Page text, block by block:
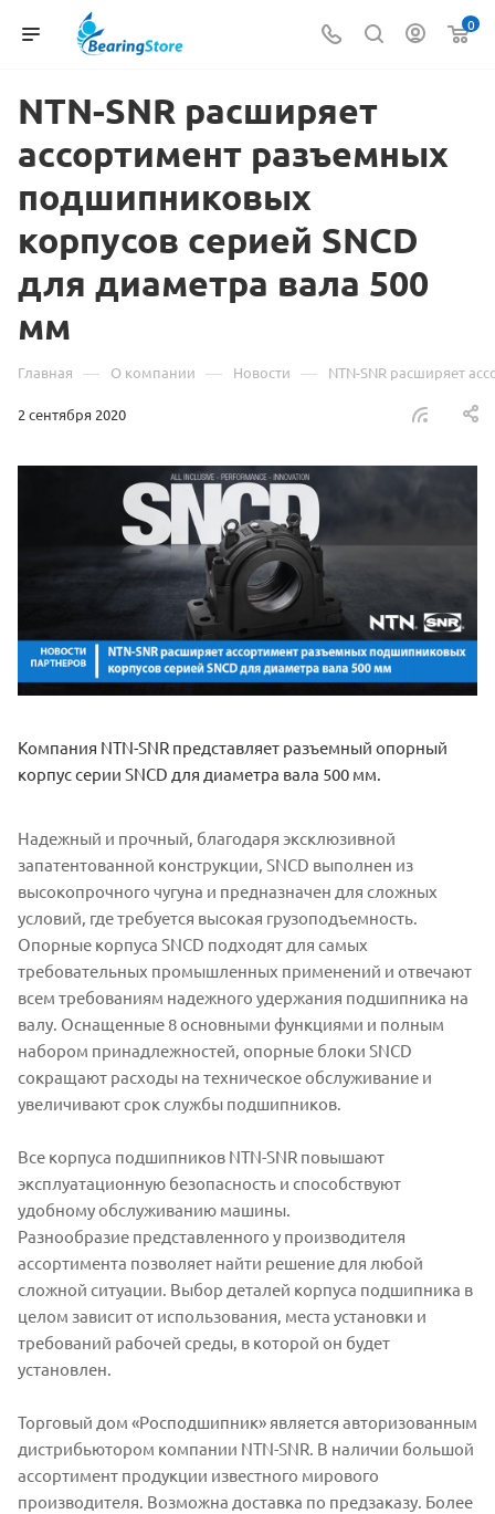
0
NTN-SNR расширяет
ассортимент разъемных
подшипниковых
корпусов серией SNCD
для диаметра вала 500
мм
Главная — О компании — Новости — NTN-SNR расширяет
2 сентября 2020
Компания NTN-SNR представляет разъемный опорный
корпус серии SNCD для диаметра вала 500 мм.
Надежный и прочный, благодаря эксклюзивной
запатентованной конструкции, SNCD выполнен из
высокопрочного чугуна и предназначен для сложных
условий, где требуется высокая грузоподъемность.
Опорные корпуса SNCD подходят для самых
требовательных промышленных применений и отвечают
всем требованиям надежного удержания подшипника на
валу. Оснащенные 8 основными функциями и полным
набором принадлежностей, опорные блоки SNCD
сокращают расходы на техническое обслуживание и
увеличивают срок службы подшипников.
Все корпуса подшипников NTN-SNR повышают
эксплуатационную безопасность и способствуют
удобному обслуживанию машины.
Разнообразие представленного у производителя
ассортимента позволяет найти решение для любой
сложной ситуации. Выбор деталей корпуса подшипника в
целом зависит от использования, места установки и
требований рабочей среды, в которой он будет
установлен.
Торговый дом «Росподшипник» является авторизованным
дистрибьютором компании NTN-SNR. В наличии большой
ассортимент продукции известного мирового
производителя. Возможна доставка по предзаказу. Более